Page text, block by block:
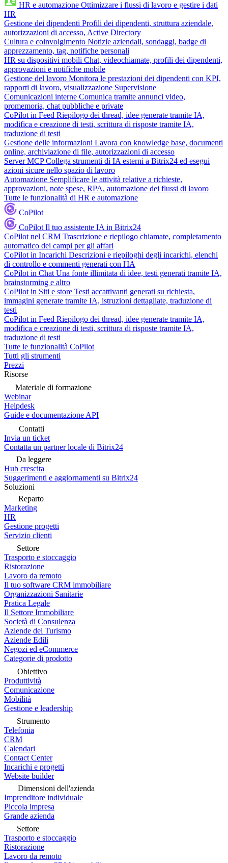
HR e automazione Ottimizzare i flussi di lavoro e gestire i dati
HR
Gestione dei dipendenti Profili dei dipendenti, struttura aziendale,
autorizzazioni di accesso, Active Directory
Cultura e coinvolgimento Notizie aziendali, sondaggi, badge di
apprezzamento, tag, notifiche personali
HR su dispositivi mobili Chat, videochiamate, profili dei dipendenti,
approvazioni e notifiche mobile
Gestione del lavoro Monitora le prestazioni dei dipendenti con KPI,
rapporti di lavoro, visualizzazione Supervisione
Comunicazioni interne Comunica tramite annunci video,
promemoria, chat pubbliche e private
CoPilot in Feed Riepilogo dei thread, idee generate tramite IA,
modifica e creazione di testi, scrittura di risposte tramite IA,
traduzione di testi
Gestione delle informazioni Lavora con knowledge base, documenti
online, archiviazione di file, autorizzazioni di accesso
Server MCP Collega strumenti di IA esterni a Bitrix24 ed esegui
azioni sicure nello spazio di lavoro
Automazione Semplificare le attività relative a richieste,
approvazioni, note spese, RPA, automazione dei flussi di lavoro
Tutte le funzionalità di HR e automazione
CoPilot
CoPilot Il tuo assistente IA in Bitrix24
CoPilot nel CRM Trascrizione e riepilogo chiamate, completamento
automatico dei campi per gli affari
CoPilot in Incarichi Descrizioni e riepiloghi degli incarichi, elenchi
di controllo e commenti generati con l'IA
CoPilot in Chat Una fonte illimitata di idee, testi generati tramite IA,
brainstorming e altro
CoPilot in Siti e store Testi accattivanti generati su richiesta,
immagini generate tramite IA, istruzioni dettagliate, traduzione di
testi
CoPilot in Feed Riepilogo dei thread, idee generate tramite IA,
modifica e creazione di testi, scrittura di risposte tramite IA,
traduzione di testi
Tutte le funzionalità CoPilot
Tutti gli strumenti
Prezzi
Risorse
Materiale di formazione
Webinar
Helpdesk
Guide e documentazione API
Contatti
Invia un ticket
Contatta un partner locale di Bitrix24
Da leggere
Hub crescita
Suggerimenti e aggiornamenti su Bitrix24
Soluzioni
Reparto
Marketing
HR
Gestione progetti
Servizio clienti
Settore
Trasporto e stoccaggio
Ristorazione
Lavoro da remoto
Il tuo software CRM immobiliare
Organizzazioni Sanitarie
Pratica Legale
Il Settore Immobiliare
Società di Consulenza
Aziende del Turismo
Aziende Edili
Negozi ed eCommerce
Categorie di prodotto
Obiettivo
Produttività
Comunicazione
Mobilità
Gestione e leadership
Strumento
Telefonia
CRM
Calendari
Contact Center
Incarichi e progetti
Website builder
Dimensioni dell'azienda
Imprenditore individuale
Piccola impresa
Grande azienda
Settore
Trasporto e stoccaggio
Ristorazione
Lavoro da remoto